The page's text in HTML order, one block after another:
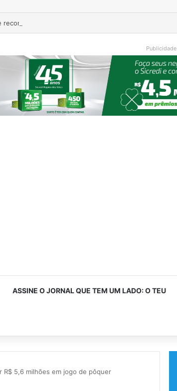
Publicidade
ASSINE O JORNAL QUE TEM UM LADO: O TEU
R$ 5,6 milhões em jogo de pôquer